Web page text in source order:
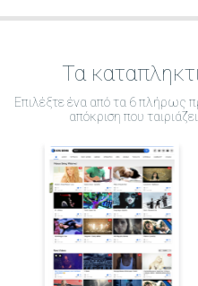
Τα
Επιλέξτε ένα από τα 6 πλήρως
απόκριση που